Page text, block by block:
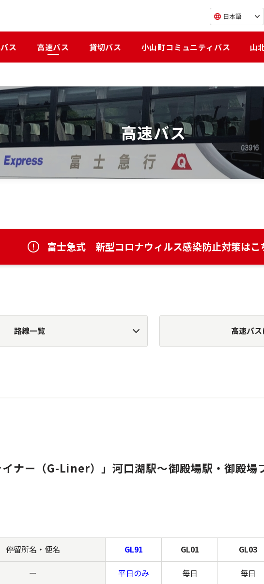
日本語
ス 高速バス 貸切バス 小山町コミュニティバス 山
高速バス
富士急式 新型コロナウィルス感染防止対策はこ
路線一覧 高速バ
ナー（G-Liner）」河口湖駅～御殿場駅・御殿場
停留所名・便名 GL91 GL01 GL03
ー 平日のみ 毎日 毎日